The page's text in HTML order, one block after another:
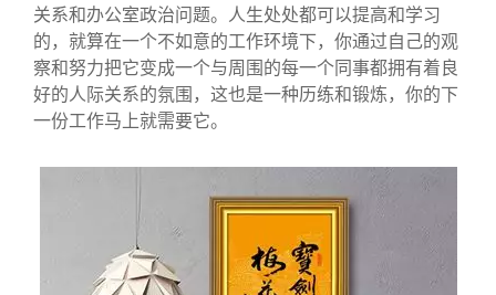
关系和办公室政治问题。人生处处都可以提高和学习
的，就算在一个不如意的工作环境下，你通过自己的观
察和努力把它变成一个与周围的每一个同事都拥有着良
好的人际关系的氛围，这也是一种历练和锻炼，你的下
一份工作马上就需要它。